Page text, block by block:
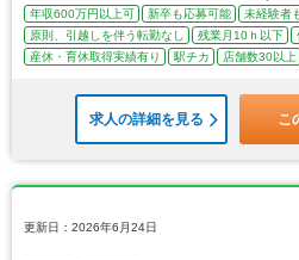
年収600万円以上可 新卒も応募可能
未経験者
原則、引越しを伴う転勤なし
残業月10ｈ以下
産休・育休取得実績有り
駅チカ 店舗数30以上
求人の詳細を見る こ
更新日：2026年6月24日